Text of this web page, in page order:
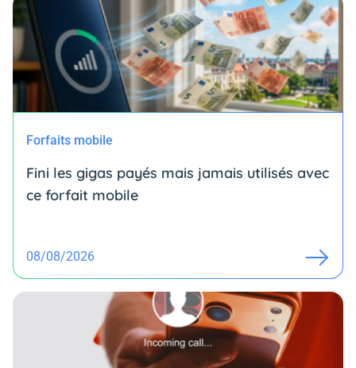
Forfaits mobile
Fini les gigas payés mais jamais utilisés avec
ce forfait mobile
08/08/2026